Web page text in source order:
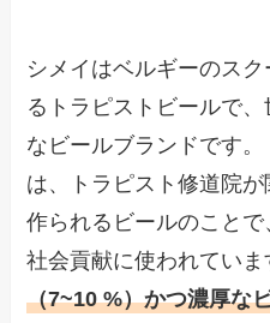
シメイはベルギーのス
るトラピストビールで
なビールブランドです
は、トラピスト修道院
作られるビールのこと
社会貢献に使われていま
（7~10 %）かつ濃厚な